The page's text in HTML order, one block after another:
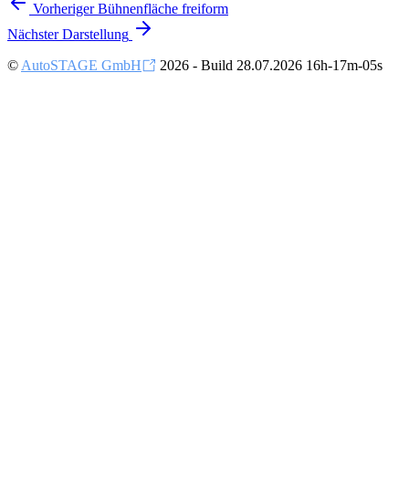
Vorheriger Bühnenfläche freiform
Nächster Darstellung
© AutoSTAGE GmbH 2026 - Build 28.07.2026 16h-17m-05s